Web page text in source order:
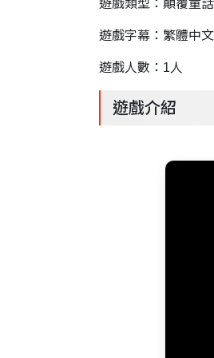
遊戲類型：顛覆童
遊戲字幕：繁體中
遊戲人數：1人
遊戲介紹